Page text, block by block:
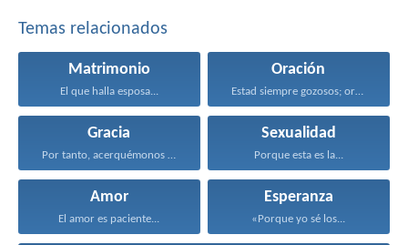
Temas relacionados
Matrimonio
El que halla esposa...
Oración
Estad siempre gozosos; orad...
Gracia
Por tanto, acerquémonos con...
Sexualidad
Porque esta es la...
Amor
El amor es paciente...
Esperanza
«Porque yo sé los...